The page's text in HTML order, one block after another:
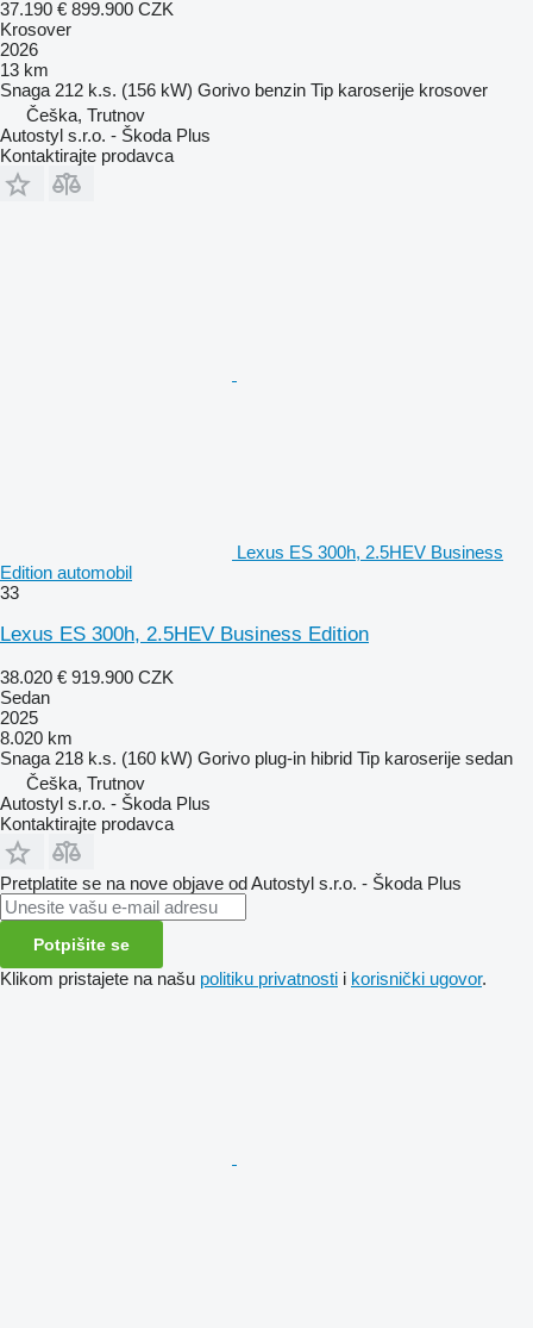
37.190 € 899.900 CZK
Krosover
2026
13 km
Snaga 212 k.s. (156 kW) Gorivo benzin Tip karoserije krosover
Češka, Trutnov
Autostyl s.r.o. - Škoda Plus
Kontaktirajte prodavca
Lexus ES 300h, 2.5HEV Business
Edition automobil
33
Lexus ES 300h, 2.5HEV Business Edition
38.020 € 919.900 CZK
Sedan
2025
8.020 km
Snaga 218 k.s. (160 kW) Gorivo plug-in hibrid Tip karoserije sedan
Češka, Trutnov
Autostyl s.r.o. - Škoda Plus
Kontaktirajte prodavca
Pretplatite se na nove objave od Autostyl s.r.o. - Škoda Plus
Potpišite se
Klikom pristajete na našu politiku privatnosti i korisnički ugovor.